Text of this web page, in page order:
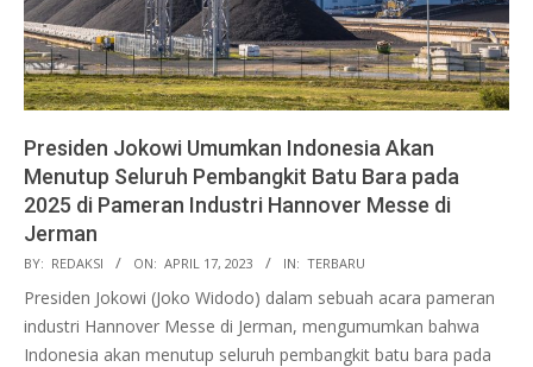
Presiden Jokowi Umumkan Indonesia Akan
Menutup Seluruh Pembangkit Batu Bara pada
2025 di Pameran Industri Hannover Messe di
Jerman
2023-
04-
17
BY: REDAKSI ON: APRIL 17, 2023 IN: TERBARU
Presiden Jokowi (Joko Widodo) dalam sebuah acara pameran
industri Hannover Messe di Jerman, mengumumkan bahwa
Indonesia akan menutup seluruh pembangkit batu bara pada